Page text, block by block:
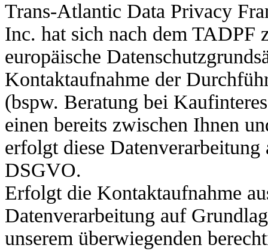
Trans-Atlantic Data Privacy
Inc. hat sich nach dem
europäische
Kontaktaufnahme der
(bspw. Beratung bei
einen bereits zwischen Ihnen
erfolgt diese
DSGVO.
Erfolgt die Kontaktaufnahme
Datenverarbeitung auf
unserem überwiegenden